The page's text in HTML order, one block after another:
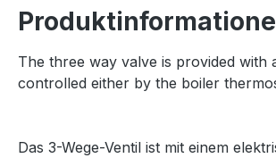
The three way valve is provided
controlled either by the boiler
Das 3-Wege-Ventil ist mit einem